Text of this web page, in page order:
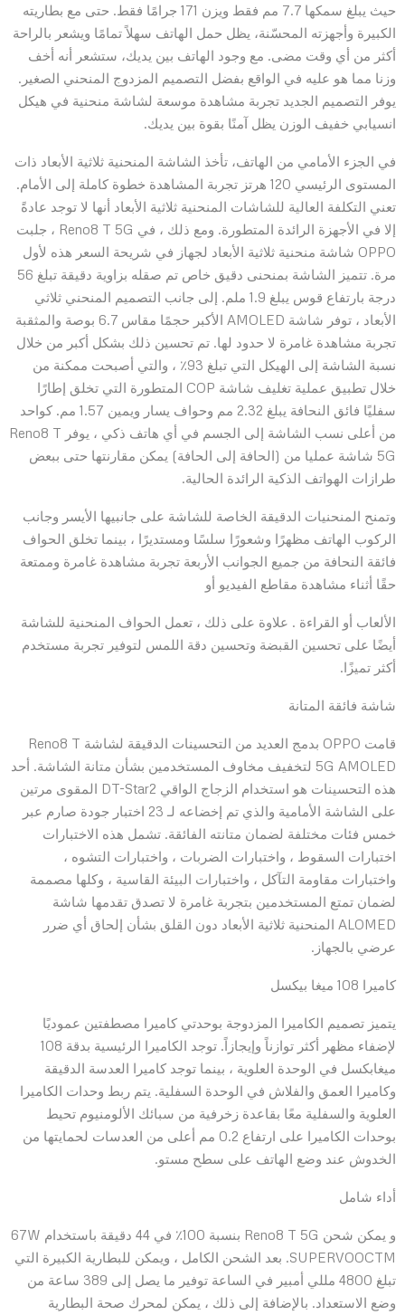
حيث يبلغ سمكها 7.7 مم فقط ويزن 171 جرامًا فقط. حتى مع بطاريته
الكبيرة وأجهزته المحسّنة، يظل حمل الهاتف سهلاً تمامًا ويشعر بالراحة
أكثر من أي وقت مضى. مع وجود الهاتف بين يديك، ستشعر أنه أخف
وزنا مما هو عليه في الواقع بفضل التصميم المزدوج المنحني الصغير.
يوفر التصميم الجديد تجربة مشاهدة موسعة لشاشة منحنية في هيكل
انسيابي خفيف الوزن يظل آمنًا بقوة بين يديك.
في الجزء الأمامي من الهاتف، تأخذ الشاشة المنحنية ثلاثية الأبعاد ذات
المستوى الرئيسي 120 هرتز تجربة المشاهدة خطوة كاملة إلى الأمام.
تعني التكلفة العالية للشاشات المنحنية ثلاثية الأبعاد أنها لا توجد عادةً
إلا في الأجهزة الرائدة المتطورة. ومع ذلك ، في Reno8 T 5G ، جلبت
OPPO شاشة منحنية ثلاثية الأبعاد لجهاز في شريحة السعر هذه لأول
مرة. تتميز الشاشة بمنحنى دقيق خاص تم صقله بزاوية دقيقة تبلغ 56
درجة بارتفاع قوس يبلغ 1.9 ملم. إلى جانب التصميم المنحني ثلاثي
الأبعاد ، توفر شاشة AMOLED الأكبر حجمًا مقاس 6.7 بوصة والمثقبة
تجربة مشاهدة غامرة لا حدود لها. تم تحسين ذلك بشكل أكبر من خلال
نسبة الشاشة إلى الهيكل التي تبلغ 93٪ ، والتي أصبحت ممكنة من
خلال تطبيق عملية تغليف شاشة COP المتطورة التي تخلق إطارًا
سفليًا فائق النحافة يبلغ 2.32 مم وحواف يسار ويمين 1.57 مم. كواحد
من أعلى نسب الشاشة إلى الجسم في أي هاتف ذكي ، يوفر Reno8 T
5G شاشة عمليا من (الحافة إلى الحافة) يمكن مقارنتها حتى ببعض
طرازات الهواتف الذكية الرائدة الحالية.
وتمنح المنحنيات الدقيقة الخاصة للشاشة على جانبيها الأيسر وجانب
الركوب الهاتف مظهرًا وشعورًا سلسًا ومستديرًا ، بينما تخلق الحواف
فائقة النحافة من جميع الجوانب الأربعة تجربة مشاهدة غامرة وممتعة
حقًا أثناء مشاهدة مقاطع الفيديو أو
الألعاب أو القراءة . علاوة على ذلك ، تعمل الحواف المنحنية للشاشة
أيضًا على تحسين القبضة وتحسين دقة اللمس لتوفير تجربة مستخدم
أكثر تميزًا.
شاشة فائقة المتانة
قامت OPPO بدمج العديد من التحسينات الدقيقة لشاشة Reno8 T
5G AMOLED لتخفيف مخاوف المستخدمين بشأن متانة الشاشة. أحد
هذه التحسينات هو استخدام الزجاج الواقي DT-Star2 المقوى مرتين
على الشاشة الأمامية والذي تم إخضاعه لـ 23 اختبار جودة صارم عبر
خمس فئات مختلفة لضمان متانته الفائقة. تشمل هذه الاختبارات
اختبارات السقوط ، واختبارات الضربات ، واختبارات التشوه ،
واختبارات مقاومة التآكل ، واختبارات البيئة القاسية ، وكلها مصممة
لضمان تمتع المستخدمين بتجربة غامرة لا تصدق تقدمها شاشة
ALOMED المنحنية ثلاثية الأبعاد دون القلق بشأن إلحاق أي ضرر
عرضي بالجهاز.
كاميرا 108 ميغا بيكسل
يتميز تصميم الكاميرا المزدوجة بوحدتي كاميرا مصطفتين عموديًا
لإضفاء مظهر أكثر توازناً وإيجازاً. توجد الكاميرا الرئيسية بدقة 108
ميغابكسل في الوحدة العلوية ، بينما توجد كاميرا العدسة الدقيقة
وكاميرا العمق والفلاش في الوحدة السفلية. يتم ربط وحدات الكاميرا
العلوية والسفلية معًا بقاعدة زخرفية من سبائك الألومنيوم تحيط
بوحدات الكاميرا على ارتفاع 0.2 مم أعلى من العدسات لحمايتها من
الخدوش عند وضع الهاتف على سطح مستو.
أداء شامل
و يمكن شحن Reno8 T 5G بنسبة 100٪ في 44 دقيقة باستخدام 67W
SUPERVOOCTM. بعد الشحن الكامل ، ويمكن للبطارية الكبيرة التي
تبلغ 4800 مللي أمبير في الساعة توفير ما يصل إلى 389 ساعة من
وضع الاستعداد. بالإضافة إلى ذلك ، يمكن لمحرك صحة البطارية